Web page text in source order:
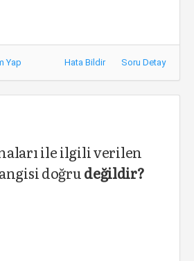
Yap Hata Bildir Soru Detay
ile ilgili verilen
doğrudeğildir?